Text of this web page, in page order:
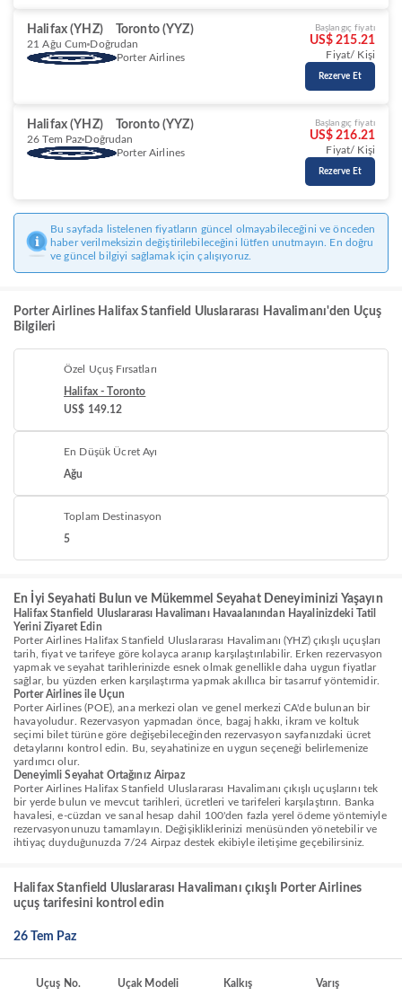
Halifax (YHZ) Toronto (YYZ)
21 Ağu Cum Doğrudan
Porter Airlines
Başlangıç fiyatı
US$ 215.21
Fiyat/ Kişi
Rezerve Et
Halifax (YHZ) Toronto (YYZ)
26 Tem Paz Doğrudan
Porter Airlines
Başlangıç fiyatı
US$ 216.21
Fiyat/ Kişi
Rezerve Et
Bu sayfada listelenen fiyatların güncel olmayabileceğini ve önceden
haber verilmeksizin değiştirilebileceğini lütfen unutmayın. En doğru
ve güncel bilgiyi sağlamak için çalışıyoruz.
Porter Airlines Halifax Stanfield Uluslararası Havalimanı'den Uçuş
Bilgileri
Özel Uçuş Fırsatları
Halifax - Toronto
US$ 149.12
En Düşük Ücret Ayı
Ağu
Toplam Destinasyon
5
En İyi Seyahati Bulun ve Mükemmel Seyahat Deneyiminizi Yaşayın
Halifax Stanfield Uluslararası Havalimanı Havaalanından Hayalinizdeki Tatil
Yerini Ziyaret Edin
Porter Airlines Halifax Stanfield Uluslararası Havalimanı (YHZ) çıkışlı uçuşları
tarih, fiyat ve tarifeye göre kolayca aranıp karşılaştırılabilir. Erken rezervasyon
yapmak ve seyahat tarihlerinizde esnek olmak genellikle daha uygun fiyatlar
sağlar, bu yüzden erken karşılaştırma yapmak akıllıca bir tasarruf yöntemidir.
Porter Airlines ile Uçun
Porter Airlines (POE), ana merkezi olan ve genel merkezi CA'de bulunan bir
havayoludur. Rezervasyon yapmadan önce, bagaj hakkı, ikram ve koltuk
seçimi bilet türüne göre değişebileceğinden rezervasyon sayfanızdaki ücret
detaylarını kontrol edin. Bu, seyahatinize en uygun seçeneği belirlemenize
yardımcı olur.
Deneyimli Seyahat Ortağınız Airpaz
Porter Airlines Halifax Stanfield Uluslararası Havalimanı çıkışlı uçuşlarını tek
bir yerde bulun ve mevcut tarihleri, ücretleri ve tarifeleri karşılaştırın. Banka
havalesi, e-cüzdan ve sanal hesap dahil 100'den fazla yerel ödeme yöntemiyle
rezervasyonunuzu tamamlayın. Değişikliklerinizi menüsünden yönetebilir ve
ihtiyaç duyduğunuzda 7/24 Airpaz destek ekibiyle iletişime geçebilirsiniz.
Halifax Stanfield Uluslararası Havalimanı çıkışlı Porter Airlines
uçuş tarifesini kontrol edin
26 Tem Paz
Uçuş No. Uçak Modeli Kalkış Varış